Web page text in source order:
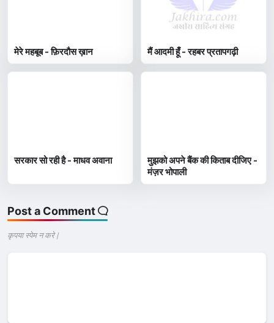
मेरे महबूब - फ़िरदौस ख़ान मैं आदमी हूँ - रहबर प्रतापगढ़ी
सरकार सो रही है - माधव अवाना
मुझको अपने बैंक की किताब दीजिए -
मंज़र भोपाली
Post a Comment
कृपया स्पेम न करे |